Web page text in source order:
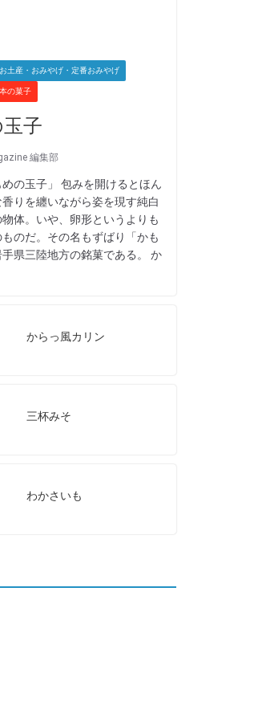
土産・おみやげ・定番おみやげ
の菓子
子
編集部
の玉子」 包みを開けるとほん
りを纏いながら姿を現す純白
体。いや、卵形というよりも
のだ。その名もずばり「かも
県三陸地方の銘菓である。 か
からっ風カリン
三杯みそ
わかさいも